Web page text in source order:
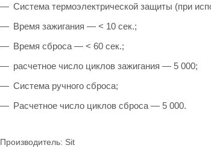
Система термоэлектрической защиты (при
Время зажигания — < 10 сек.;
Время сброса — < 60 сек.;
расчетное число циклов зажигания — 5 000;
Система ручного сброса;
Расчетное число циклов сброса — 5 000.
Производитель: Sit